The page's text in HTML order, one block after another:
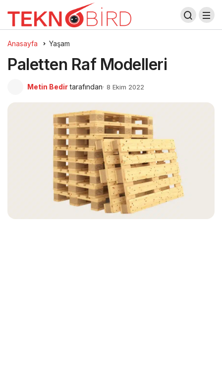
Anasayfa Yaşam
Paletten Raf Modelleri
Metin Bedir tarafından 8 Ekim 2022